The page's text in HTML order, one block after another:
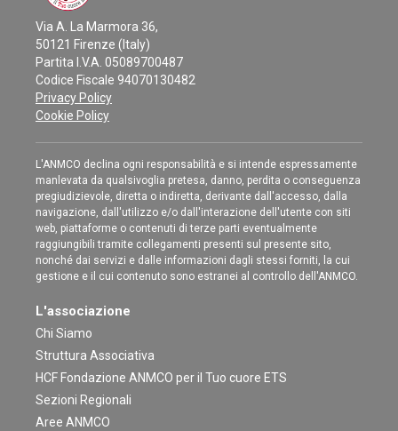
Via A. La Marmora 36,
50121 Firenze (Italy)
Partita I.V.A. 05089700487
Codice Fiscale 94070130482
Privacy Policy
Cookie Policy
L'ANMCO declina ogni responsabilità e si intende espressamente
manlevata da qualsivoglia pretesa, danno, perdita o conseguenza
pregiudizievole, diretta o indiretta, derivante dall'accesso, dalla
navigazione, dall'utilizzo e/o dall'interazione dell'utente con siti
web, piattaforme o contenuti di terze parti eventualmente
raggiungibili tramite collegamenti presenti sul presente sito,
nonché dai servizi e dalle informazioni dagli stessi forniti, la cui
gestione e il cui contenuto sono estranei al controllo dell'ANMCO.
L'associazione
Chi Siamo
Struttura Associativa
HCF Fondazione ANMCO per il Tuo cuore ETS
Sezioni Regionali
Aree ANMCO